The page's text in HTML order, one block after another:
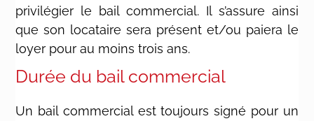
privilégier le bail commercial. Il s’assure ainsi
que son locataire sera présent et/ou paiera le
loyer pour au moins trois ans.
Durée du bail commercial
Un bail commercial est toujours signé pour un